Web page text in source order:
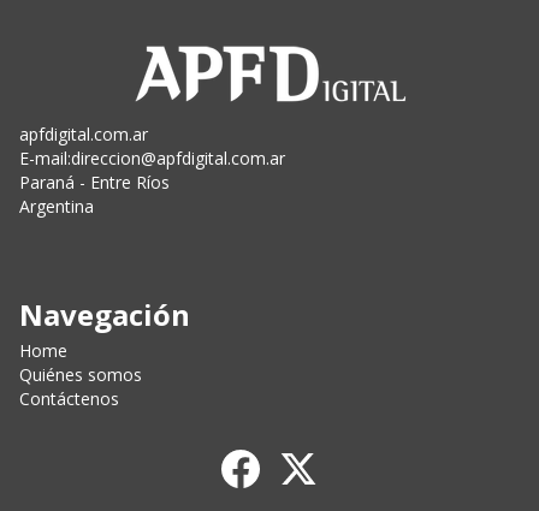
apfdigital.com.ar
E-mail:direccion@apfdigital.com.ar
Paraná - Entre Ríos
Argentina
Navegación
Home
Quiénes somos
Contáctenos